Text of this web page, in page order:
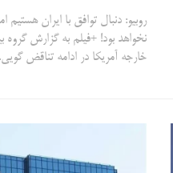
روبیو: دنبال توافق با ایران
نخواهد بود! +فیلم به گزارش گروه
خارجه آمریکا در ادامه تناقض